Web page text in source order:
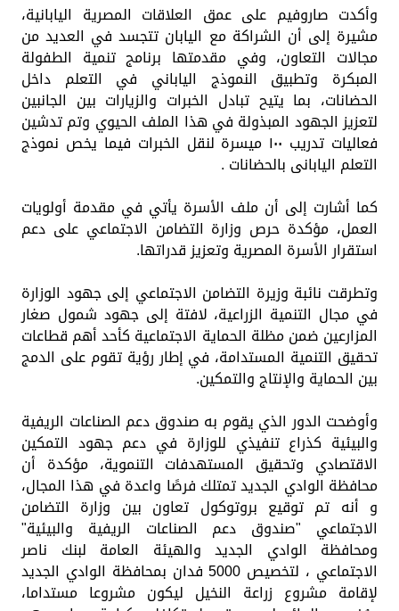
وأكدت صاروفيم على عمق العلاقات المصرية اليابانية،
مشيرة إلى أن الشراكة مع اليابان تتجسد في العديد من
مجالات التعاون، وفي مقدمتها برنامج تنمية الطفولة
المبكرة وتطبيق النموذج الياباني في التعلم داخل
الحضانات، بما يتيح تبادل الخبرات والزيارات بين الجانبين
لتعزيز الجهود المبذولة في هذا الملف الحيوي وتم تدشين
فعاليات تدريب ١٠٠ ميسرة لنقل الخبرات فيما يخص نموذج
التعلم اليابانى بالحضانات .
كما أشارت إلى أن ملف الأسرة يأتي في مقدمة أولويات
العمل، مؤكدة حرص وزارة التضامن الاجتماعي على دعم
استقرار الأسرة المصرية وتعزيز قدراتها.
وتطرقت نائبة وزيرة التضامن الاجتماعي إلى جهود الوزارة
في مجال التنمية الزراعية، لافتة إلى جهود شمول صغار
المزارعين ضمن مظلة الحماية الاجتماعية كأحد أهم قطاعات
تحقيق التنمية المستدامة، في إطار رؤية تقوم على الدمج
بين الحماية والإنتاج والتمكين.
وأوضحت الدور الذي يقوم به صندوق دعم الصناعات الريفية
والبيئية كذراع تنفيذي للوزارة في دعم جهود التمكين
الاقتصادي وتحقيق المستهدفات التنموية، مؤكدة أن
محافظة الوادي الجديد تمتلك فرصًا واعدة في هذا المجال،
و أنه تم توقيع بروتوكول تعاون بين وزارة التضامن
الاجتماعي "صندوق دعم الصناعات الريفية والبيئية"
ومحافظة الوادي الجديد والهيئة العامة لبنك ناصر
الاجتماعي ، لتخصيص 5000 فدان بمحافظة الوادي الجديد
لإقامة مشروع زراعة النخيل ليكون مشروعا مستداما،